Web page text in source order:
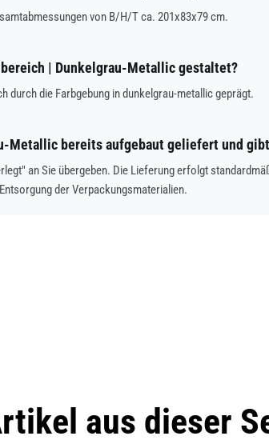
von B/H/T ca. 201x83x79 cm.
| Dunkelgrau-Metallic gestaltet?
durch die Farbgebung in dunkelgrau-metallic geprägt.
Metallic bereits aufgebaut geliefert und
an Sie übergeben. Die Lieferung erfolgt
der Verpackungsmaterialien.
aus dieser